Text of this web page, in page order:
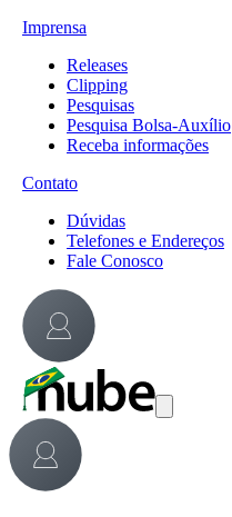
Imprensa
Releases
Clipping
Pesquisas
Pesquisa Bolsa-Auxílio
Receba informações
Contato
Dúvidas
Telefones e Endereços
Fale Conosco